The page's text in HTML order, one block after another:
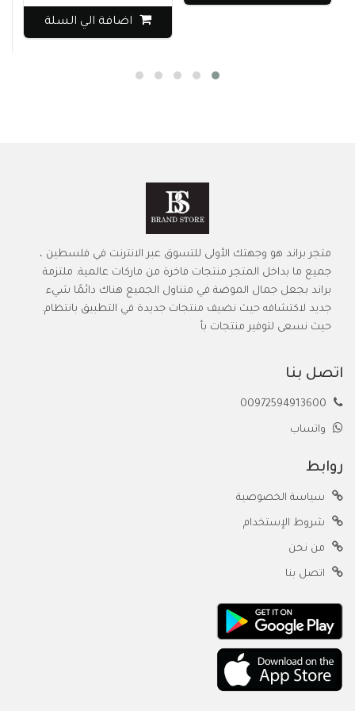
اضافة الي السلة
متجر براند هو وجهتك الأولى للتسوق عبر الانترنت في فلسطين ،
جميع ما بداخل المتجر منتجات فاخرة من ماركات عالمية. ملتزمة
براند بجعل جمال الموضة في متناول الجميع هناك دائمًا شيء
جديد لاكتشافه حيث نضيف منتجات جديدة في التطبيق بانتظام.
حيث نسعى لتوفير منتجات بأ
اتصل بنا
واتساب
روابط
سياسة الخصوصية
شروط الإستخدام
من نحن
اتصل بنا